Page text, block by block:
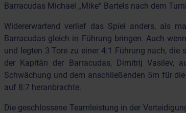
Barracudas Michael „Mike“ Bartels nach dem
Widererwartend verlief das Spiel anders, als
Barracudas gleich in Führung bringen. Auch
und legten 3 Tore zu einer 4:1 Führung nach,
der Kapitän der Barracudas, Dimitrij Vasilev,
Schwächung und dem anschließenden 5m für
auf 8:7 heranbrachte.
Die geschlossene Teamleistung in der